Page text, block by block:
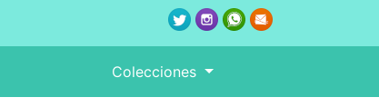
Colecciones